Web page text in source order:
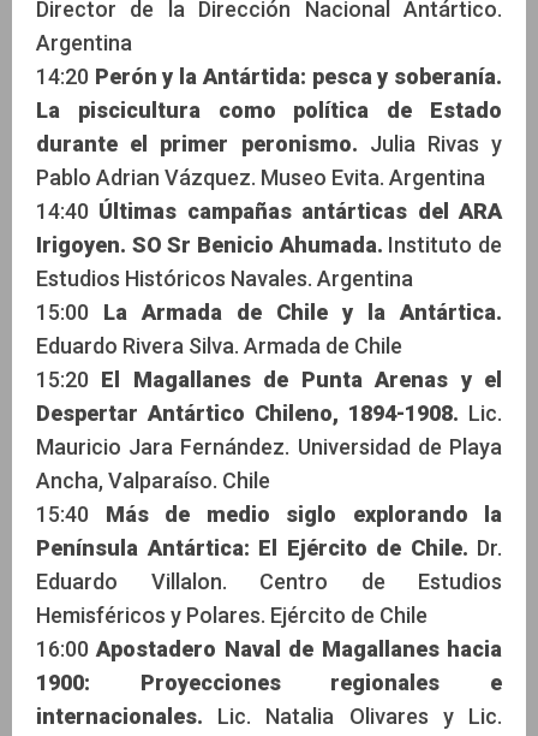
Director de la Dirección Nacional Antártico.
Argentina
14:20 Perón y la Antártida: pesca y soberanía.
La piscicultura como política de Estado
durante el primer peronismo. Julia Rivas y
Pablo Adrian Vázquez. Museo Evita. Argentina
14:40 Últimas campañas antárticas del ARA
Irigoyen. SO Sr Benicio Ahumada. Instituto de
Estudios Históricos Navales. Argentina
15:00 La Armada de Chile y la Antártica.
Eduardo Rivera Silva. Armada de Chile
15:20 El Magallanes de Punta Arenas y el
Despertar Antártico Chileno, 1894-1908. Lic.
Mauricio Jara Fernández. Universidad de Playa
Ancha, Valparaíso. Chile
15:40 Más de medio siglo explorando la
Península Antártica: El Ejército de Chile. Dr.
Eduardo Villalon. Centro de Estudios
Hemisféricos y Polares. Ejército de Chile
16:00Apostadero Naval de Magallanes hacia
1900: Proyecciones regionales e
internacionales. Lic. Natalia Olivares y Lic.